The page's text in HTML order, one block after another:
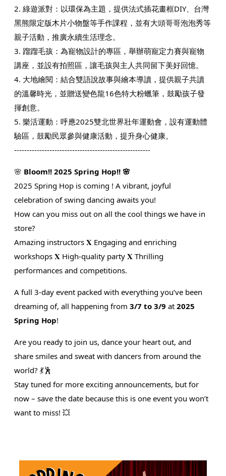
2. 綠遊派對：​以環保為主題，提供法式插花畫框DIY、台灣
黑熊限定版木片小物盤等手作課程，並有大頭哥哥泡泡秀等
親子活動，推廣永續生活理念。​
3. 蹓蹓毛孩：​為寵物設計的專區，舉辦萌寵定力賽與寵物
講座，並設有拍照區，讓毛孩與主人共同留下美好回憶。
4. 大地繪閱：​結合雙語說故事與繪本導讀，提供親子共讀
的溫馨時光，並贈送變色龍16色特大粉蠟筆，鼓勵孩子發
揮創意。​
5. 樂活運動：​呼應2025雙北世界壯年運動會，設有運動體
驗區，鼓勵民眾參與健康活動，提升身心健康。
------------------------------------------------------
🌸 Bloom!! 2025 Spring Hop!! 🌸
2025 Spring Hop is coming ! A vibrant, joyful
celebration of swing dancing awaits you!
How can you miss out on all the cool things we have in
store?
Amazing instructors 𝐗 Engaging and enriching
workshops 𝐗 High-quality party 𝐗 Thrilling
performances and competitions.
A full 3-day event packed with everything you’ve been
dreaming of, all happening from3/7 to 3/9 at2025
Spring Hop!
Are you ready to join us, dance your heart out, and
share smiles and sweat with dancers from around the
world? 💃🕺
Stay tuned for more exciting announcements, but for
now – save the date because this is one event you won’t
want to miss! 💥